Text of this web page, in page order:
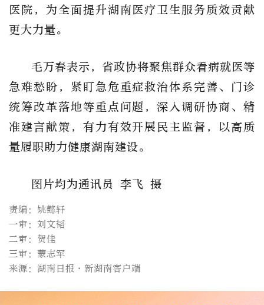
医院 ， 为全面提升湖南医疗卫生服务质效贡献
更大力量。
毛万春表示，省政协将聚焦群众看病就医等
急难愁盼，紧盯急危重症救治体系完善、门诊
统筹改革落地等重点问题 ，深入调研协商、精
准建言献策，有力有效开展民主监督，以高质
量履职助力健康湖南建设。
图片均为通讯员 李飞 摄
责编：姚懿轩
一审：刘文韬
二审：贺佳
三审：蒙志军
来源：湖南日报·新湖南客户端